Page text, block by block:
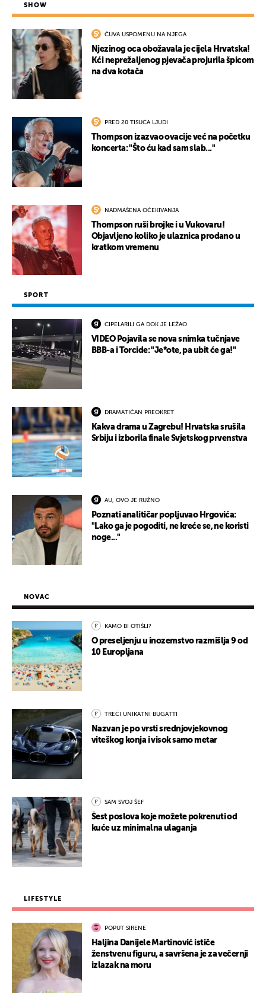
SHOW
ČUVA USPOMENU NA NJEGA
Njezinog oca obožavala je cijela Hrvatska!
Kći neprežaljenog pjevača projurila špicom
na dva kotača
PRED 20 TISUĆA LJUDI
Thompson izazvao ovacije već na početku
koncerta: "Što ću kad sam slab..."
NADMAŠENA OČEKIVANJA
Thompson ruši brojke i u Vukovaru!
Objavljeno koliko je ulaznica prodano u
kratkom vremenu
SPORT
CIPELARILI GA DOK JE LEŽAO
VIDEO Pojavila se nova snimka tučnjave
BBB-a i Torcide: "Je*ote, pa ubit će ga!"
DRAMATIČAN PREOKRET
Kakva drama u Zagrebu! Hrvatska srušila
Srbiju i izborila finale Svjetskog prvenstva
AU, OVO JE RUŽNO
Poznati analitičar popljuvao Hrgovića:
"Lako ga je pogoditi, ne kreće se, ne koristi
noge..."
NOVAC
KAMO BI OTIŠLI?
O preseljenju u inozemstvo razmišlja 9 od
10 Europljana
TREĆI UNIKATNI BUGATTI
Nazvan je po vrsti srednjovjekovnog
viteškog konja i visok samo metar
SAM SVOJ ŠEF
Šest poslova koje možete pokrenuti od
kuće uz minimalna ulaganja
LIFESTYLE
POPUT SIRENE
Haljina Danijele Martinović ističe
ženstvenu figuru, a savršena je za večernji
izlazak na moru